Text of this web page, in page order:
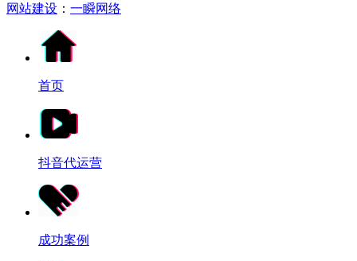
网站建设 ： 一瞬网络
首页
抖音代运营
成功案例